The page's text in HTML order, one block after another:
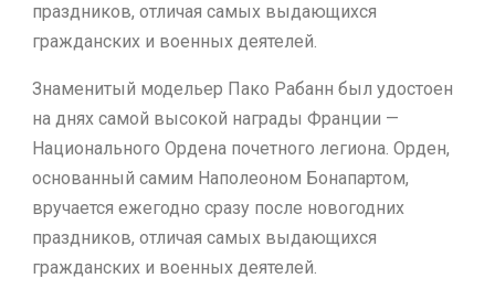
праздников, отличая самых выдающихся
гражданских и военных деятелей.
Знаменитый модельер Пако Рабанн был удостоен
на днях самой высокой награды Франции —
Национального Ордена почетного легиона. Орден,
основанный самим Наполеоном Бонапартом,
вручается ежегодно сразу после новогодних
праздников, отличая самых выдающихся
гражданских и военных деятелей.